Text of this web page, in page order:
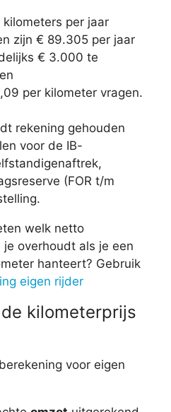
per jaar
zijn € 89.305 per jaar
€ 3.000 te
per kilometer vragen.
rekening gehouden
voor de IB-
(FOR t/m
welk netto
overhoudt als je een
hanteert? Gebruik
eigen rijder
kilometerprijs
voor eigen